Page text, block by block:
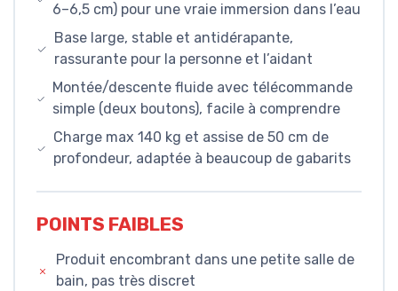
6–6,5 cm) pour une vraie immersion dans l’eau
Base large, stable et antidérapante,
rassurante pour la personne et l’aidant
Montée/descente fluide avec télécommande
simple (deux boutons), facile à comprendre
Charge max 140 kg et assise de 50 cm de
profondeur, adaptée à beaucoup de gabarits
POINTS FAIBLES
Produit encombrant dans une petite salle de
bain, pas très discret